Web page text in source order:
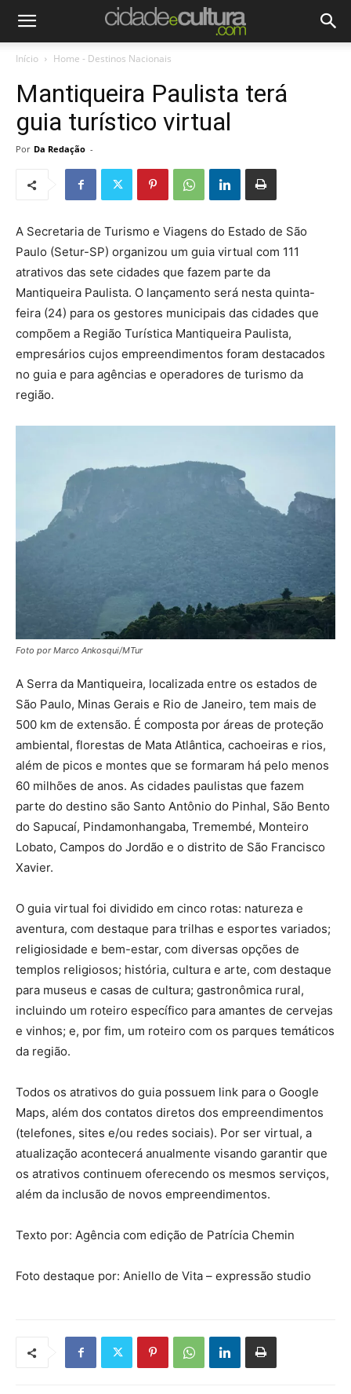
Início Home - Destinos Nacionais
Mantiqueira Paulista terá
guia turístico virtual
Por Da Redação -
A Secretaria de Turismo e Viagens do Estado de São
Paulo (Setur-SP) organizou um guia virtual com 111
atrativos das sete cidades que fazem parte da
Mantiqueira Paulista. O lançamento será nesta quinta-
feira (24) para os gestores municipais das cidades que
compõem a Região Turística Mantiqueira Paulista,
empresários cujos empreendimentos foram destacados
no guia e para agências e operadores de turismo da
região.
Foto por Marco Ankosqui/MTur
A Serra da Mantiqueira, localizada entre os estados de
São Paulo, Minas Gerais e Rio de Janeiro, tem mais de
500 km de extensão. É composta por áreas de proteção
ambiental, florestas de Mata Atlântica, cachoeiras e rios,
além de picos e montes que se formaram há pelo menos
60 milhões de anos. As cidades paulistas que fazem
parte do destino são Santo Antônio do Pinhal, São Bento
do Sapucaí, Pindamonhangaba, Tremembé, Monteiro
Lobato, Campos do Jordão e o distrito de São Francisco
Xavier.
O guia virtual foi dividido em cinco rotas: natureza e
aventura, com destaque para trilhas e esportes variados;
religiosidade e bem-estar, com diversas opções de
templos religiosos; história, cultura e arte, com destaque
para museus e casas de cultura; gastronômica rural,
incluindo um roteiro específico para amantes de cervejas
e vinhos; e, por fim, um roteiro com os parques temáticos
da região.
Todos os atrativos do guia possuem link para o Google
Maps, além dos contatos diretos dos empreendimentos
(telefones, sites e/ou redes sociais). Por ser virtual, a
atualização acontecerá anualmente visando garantir que
os atrativos continuem oferecendo os mesmos serviços,
além da inclusão de novos empreendimentos.
Texto por: Agência com edição de Patrícia Chemin
Foto destaque por: Aniello de Vita – expressão studio